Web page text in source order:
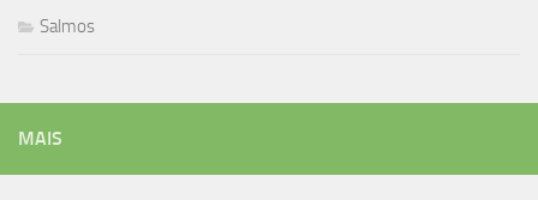
Salmos
MAIS